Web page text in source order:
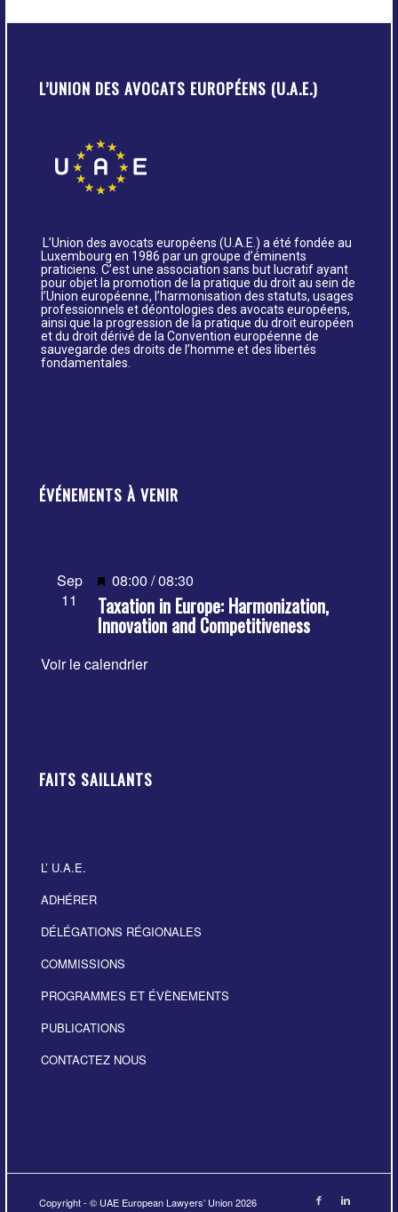
L’UNION DES AVOCATS EUROPÉENS (U.A.E.)
L’Union des avocats européens (U.A.E.) a été fondée au
Luxembourg en 1986 par un groupe d’éminents
praticiens. C’est une association sans but lucratif ayant
pour objet la promotion de la pratique du droit au sein de
l’Union européenne, l’harmonisation des statuts, usages
professionnels et déontologies des avocats européens,
ainsi que la progression de la pratique du droit européen
et du droit dérivé de la Convention européenne de
sauvegarde des droits de l’homme et des libertés
fondamentales.
ÉVÉNEMENTS À VENIR
Sep
11
Mis
en
avant
08:00 /08:30
Taxation in Europe: Harmonization,
Innovation and Competitiveness
Voir le calendrier
FAITS SAILLANTS
L’ U.A.E.
ADHÉRER
DÉLÉGATIONS RÉGIONALES
COMMISSIONS
PROGRAMMES ET ÉVÈNEMENTS
PUBLICATIONS
CONTACTEZ NOUS
Copyright - © UAE European Lawyers’ Union 2026